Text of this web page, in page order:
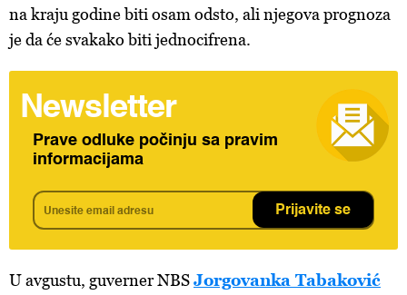
na kraju godine biti osam odsto, ali njegova prognoza
je da će svakako biti jednocifrena.
Newsletter
Prave odluke počinju sa pravim
informacijama
Prijavite se
U avgustu, guverner NBSJorgovanka Tabaković